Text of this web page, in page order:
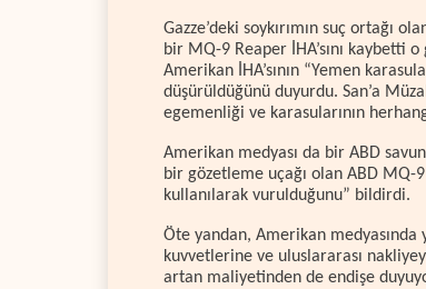
Gazze’deki soykırımın suç ortağı
bir MQ-9 Reaper İHA’sını kaybetti
Amerikan İHA’sının “Yemen
düşürüldüğünü duyurdu. San’a
egemenliği ve karasularının
Amerikan medyası da bir ABD
bir gözetleme uçağı olan ABD MQ-
kullanılarak vurulduğunu” bildirdi.
Öte yandan, Amerikan
kuvvetlerine ve uluslararası
artan maliyetinden de endişe